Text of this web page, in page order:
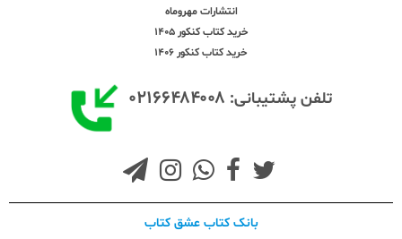
انتشارات مهروماه
خرید کتاب کنکور 1405
خرید کتاب کنکور 1406
تلفن پشتیبانی: ۰۲۱۶۶۴۸۴۰۰۸
بانک کتاب عشق کتاب